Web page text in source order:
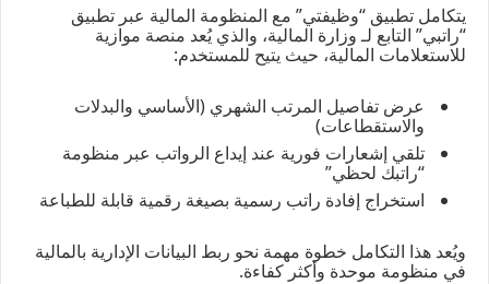
يتكامل تطبيق “وظيفتي” مع المنظومة المالية عبر تطبيق
“راتبي” التابع لـ وزارة المالية، والذي يُعد منصة موازية
للاستعلامات المالية، حيث يتيح للمستخدم:
عرض تفاصيل المرتب الشهري (الأساسي والبدلات
والاستقطاعات)
تلقي إشعارات فورية عند إيداع الرواتب عبر منظومة
“راتبك لحظي”
استخراج إفادة راتب رسمية بصيغة رقمية قابلة للطباعة
ويُعد هذا التكامل خطوة مهمة نحو ربط البيانات الإدارية بالمالية
في منظومة موحدة وأكثر كفاءة.